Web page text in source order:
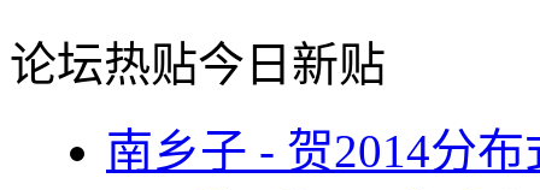
论坛热贴今日新贴
南乡子 - 贺2014分